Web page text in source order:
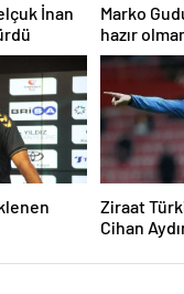
İnan
Marko
hazır
Ziraat
Cihan